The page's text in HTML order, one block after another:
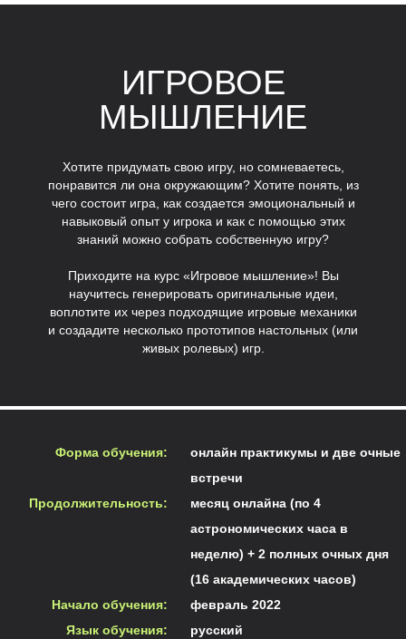
онлайн практикумы и две очные
встречи
месяц онлайна (по 4
астрономических часа в
неделю) + 2 полных очных дня
(16 академических часов)
февраль 2022
русский
Форма обучения:
Продолжительность:
Начало обучения:
Язык обучения:
ИГРОВОЕ
МЫШЛЕНИЕ
Хотите придумать свою игру, но сомневаетесь,
понравится ли она окружающим? Хотите понять, из
чего состоит игра, как создается эмоциональный и
навыковый опыт у игрока и как с помощью этих
знаний можно собрать собственную игру?
Приходите на курс «Игровое мышление»! Вы
научитесь генерировать оригинальные идеи,
воплотите их через подходящие игровые механики
и создадите несколько прототипов настольных (или
живых ролевых) игр.
Публичная оферта
Лицензия на осуществление
образовательной деятельности АНО ВО